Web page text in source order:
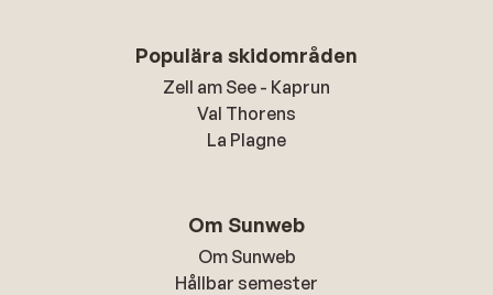
Populära skidområden
Zell am See - Kaprun
Val Thorens
La Plagne
Om Sunweb
Om Sunweb
Hållbar semester